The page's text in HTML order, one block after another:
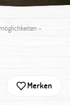
–
Merken